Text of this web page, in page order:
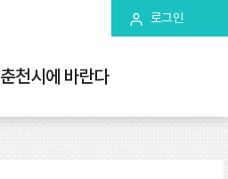
로그인
춘천시에 바란다